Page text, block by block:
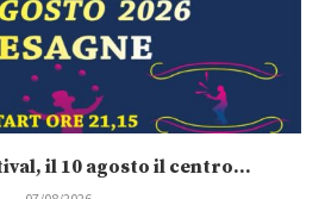
il 10 agosto il centro...